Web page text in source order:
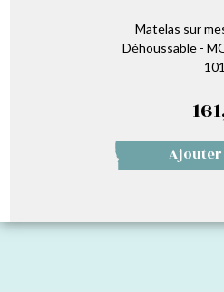
Matelas sur
Déhoussable -
Ajouter